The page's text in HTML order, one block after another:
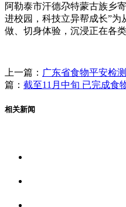
阿勒泰市汗德尕特蒙古族乡
进校园，科技立异帮成长”
做、切身体验，沉浸正在各
上一篇： 广东省食物平安检
篇： 截至11月中旬 已完成食
相关新闻